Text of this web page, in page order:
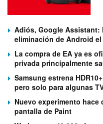
Adiós, Google Assistant:
eliminación de Android
La compra de EA ya es
privada principalmente
Samsung estrena
pero solo para algunas
Nuevo experimento hace
pantalla de Paint